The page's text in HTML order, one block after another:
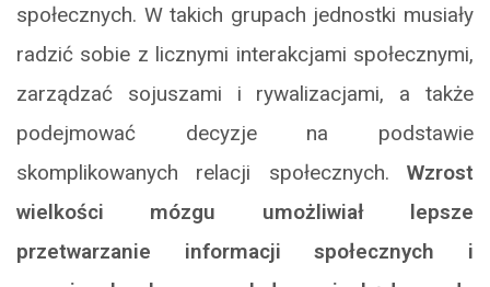
społecznych. W takich grupach jednostki musiały
radzić sobie z licznymi interakcjami społecznymi,
zarządzać sojuszami i rywalizacjami, a także
podejmować decyzje na podstawie
skomplikowanych relacji społecznych. Wzrost
wielkości mózgu umożliwiał lepsze
przetwarzanie informacji społecznych i